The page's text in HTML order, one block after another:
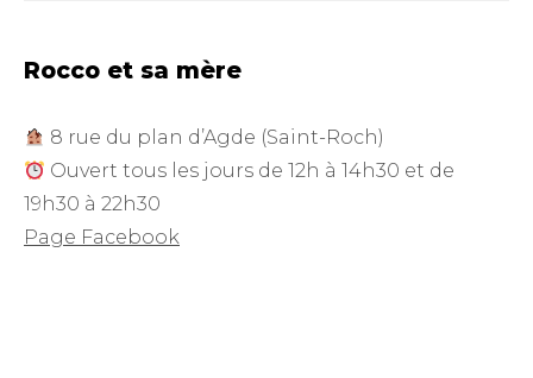
Rocco et sa mère
8 rue du plan d’Agde (Saint-Roch)
Ouvert tous les jours de 12h à 14h30 et de
19h30 à 22h30
Page Facebook